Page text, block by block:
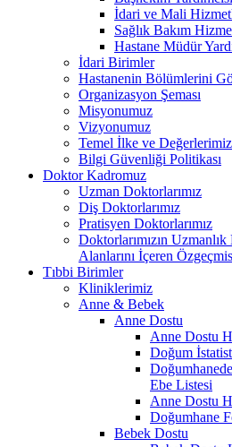
İdari ve Mali
Sağlık Bakım
Hastane Müdür
İdari Birimler
Hastanenin Bölümlerini
Organizasyon Şeması
Misyonumuz
Vizyonumuz
Temel İlke ve Değerlerimiz
Bilgi Güvenliği Politikası
Doktor Kadromuz
Uzman Doktorlarımız
Diş Doktorlarımız
Pratisyen Doktorlarımız
Doktorlarımızın
Alanlarını İçeren
Tıbbi Birimler
Kliniklerimiz
Anne & Bebek
Anne Dostu
Anne Dostu
Doğum
Ebe Listesi
Anne Dostu
Doğumhane
Bebek Dostu